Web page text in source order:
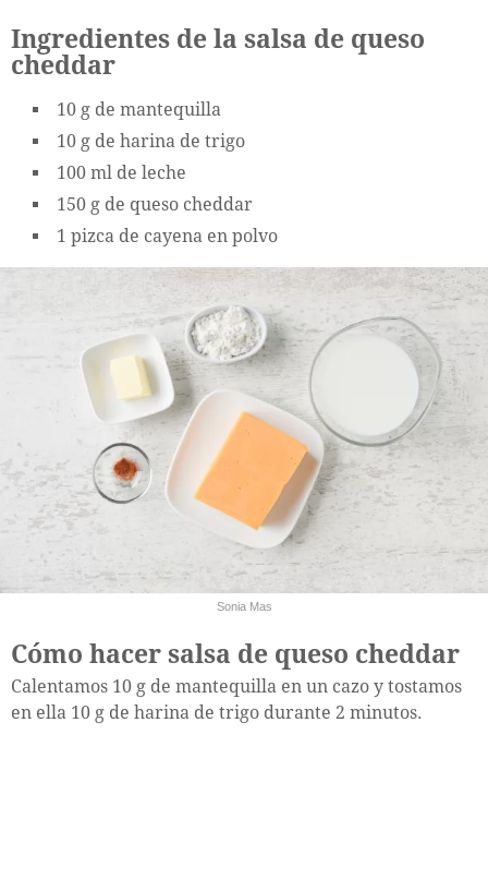
Ingredientes de la salsa de queso
cheddar
10 g de mantequilla
10 g de harina de trigo
100 ml de leche
150 g de queso cheddar
1 pizca de cayena en polvo
Sonia Mas
Cómo hacer salsa de queso cheddar
Calentamos 10 g de mantequilla en un cazo y tostamos
en ella 10 g de harina de trigo durante 2 minutos.